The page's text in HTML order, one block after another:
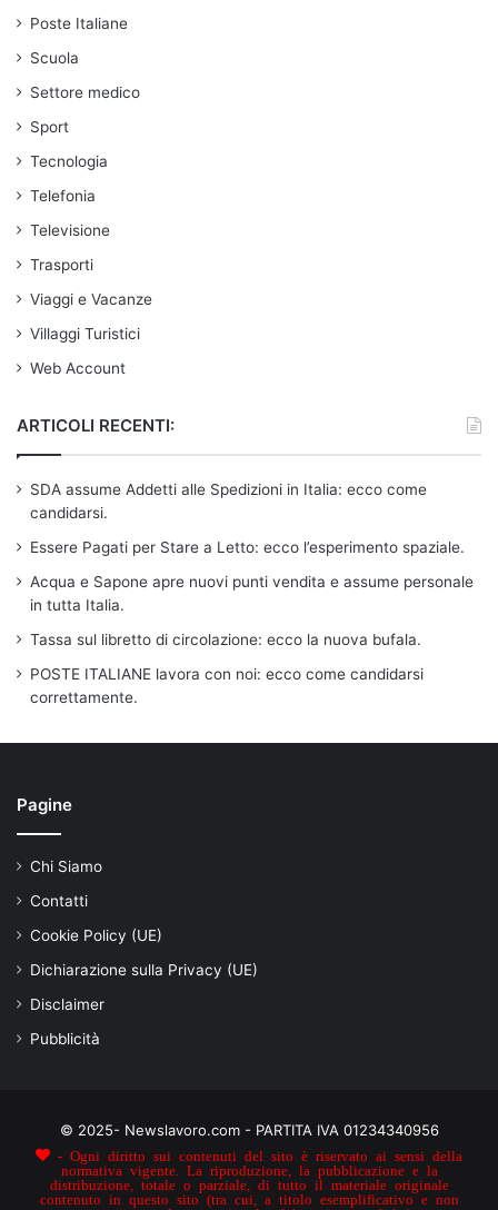
Poste Italiane
Scuola
Settore medico
Sport
Tecnologia
Telefonia
Televisione
Trasporti
Viaggi e Vacanze
Villaggi Turistici
Web Account
ARTICOLI RECENTI:
SDA assume Addetti alle Spedizioni in Italia: ecco come
candidarsi.
Essere Pagati per Stare a Letto: ecco l’esperimento spaziale.
Acqua e Sapone apre nuovi punti vendita e assume personale
in tutta Italia.
Tassa sul libretto di circolazione: ecco la nuova bufala.
POSTE ITALIANE lavora con noi: ecco come candidarsi
correttamente.
Pagine
Chi Siamo
Contatti
Cookie Policy (UE)
Dichiarazione sulla Privacy (UE)
Disclaimer
Pubblicità
© 2025- Newslavoro.com - PARTITA IVA 01234340956
- Ogni diritto sui contenuti del sito è riservato ai sensi della
normativa vigente. La riproduzione, la pubblicazione e la
distribuzione, totale o parziale, di tutto il materiale originale
contenuto in questo sito (tra cui, a titolo esemplificativo e non